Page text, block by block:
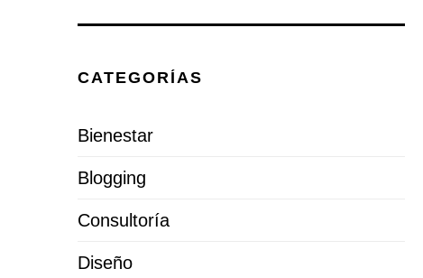
CATEGORÍAS
Bienestar
Blogging
Consultoría
Diseño